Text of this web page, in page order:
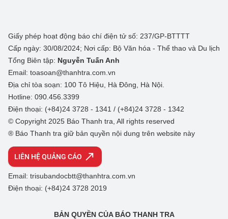
Giấy phép hoạt động báo chí điện tử số: 237/GP-BTTTT
Cấp ngày: 30/08/2024; Nơi cấp: Bộ Văn hóa - Thể thao và Du lịch
Tổng Biên tập: Nguyễn Tuấn Anh
Email: toasoan@thanhtra.com.vn
Địa chỉ tòa soạn: 100 Tô Hiệu, Hà Đông, Hà Nội.
Hotline: 090.456.3399
Điện thoại: (+84)24 3728 - 1341 / (+84)24 3728 - 1342
© Copyright 2025 Báo Thanh tra, All rights reserved
® Báo Thanh tra giữ bản quyền nội dung trên website này
LIÊN HỆ QUẢNG CÁO
Email: trisubandocbtt@thanhtra.com.vn
Điện thoại: (+84)24 3728 2019
BẢN QUYỀN CỦA BÁO THANH TRA